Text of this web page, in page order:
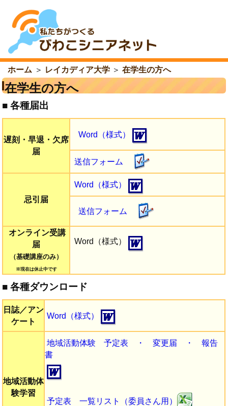
ホーム ＞ レイカディア大学 ＞ 在学生の方へ
在学生の方へ
■ 各種届出
遅刻・早退・欠席
届
Word（様式）
送信フォーム
忌引届
Word（様式）
送信フォーム
オンライン受講
届
（基礎講座のみ）
※現在は休止中です
Word（様式）
■ 各種ダウンロード
日誌／アン
ケート
Word（様式）
地域活動体
験学習
地域活動体験 予定表 ・ 変更届 ・ 報告
書
予定表 一覧リスト（委員さん用）